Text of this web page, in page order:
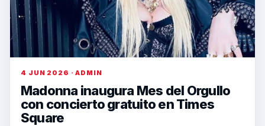
4 JUN 2026 · ADMIN
Madonna inaugura Mes del Orgullo
con concierto gratuito en Times
Square